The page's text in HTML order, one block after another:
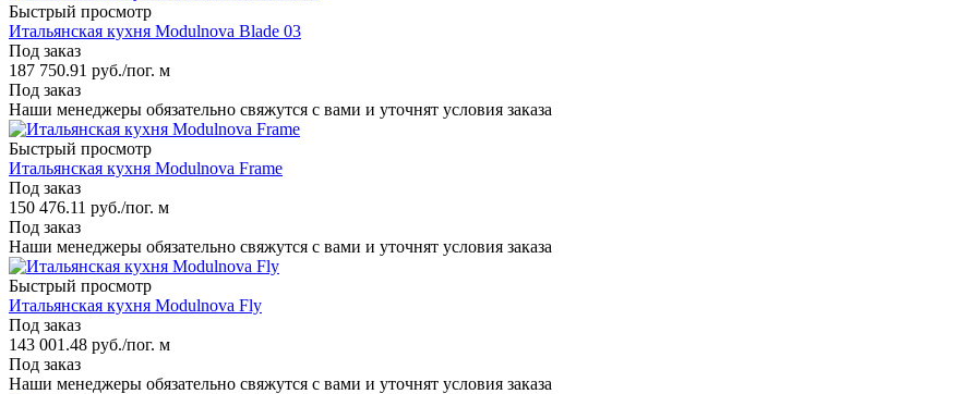
Быстрый просмотр
Итальянская кухня Modulnova Blade 03
Под заказ
187 750.91 руб./пог. м
Под заказ
Наши менеджеры обязательно свяжутся с вами и уточнят условия заказа
Быстрый просмотр
Итальянская кухня Modulnova Frame
Под заказ
150 476.11 руб./пог. м
Под заказ
Наши менеджеры обязательно свяжутся с вами и уточнят условия заказа
Быстрый просмотр
Итальянская кухня Modulnova Fly
Под заказ
143 001.48 руб./пог. м
Под заказ
Наши менеджеры обязательно свяжутся с вами и уточнят условия заказа